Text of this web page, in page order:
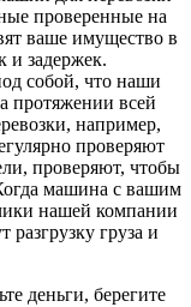
проверенные на
ваше имущество в
и задержек.
собой, что наши
протяжении всей
например,
проверяют
проверяют, чтобы
машина с вашим
нашей компании
разгрузку груза и
деньги, берегите